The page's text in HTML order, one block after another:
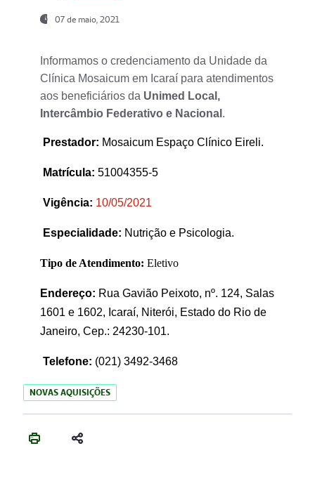
07 de maio, 2021
Informamos o credenciamento da Unidade da
Clínica Mosaicum em Icaraí para atendimentos
aos beneficiários da Unimed Local,
Intercâmbio Federativo e Nacional .
Prestador: Mosaicum Espaço Clínico Eireli.
Matrícula: 51004355-5
Vigência: 10/05/2021
Especialidade: Nutrição e Psicologia.
Tipo de Atendimento: Eletivo
Endereço: Rua Gavião Peixoto, nº. 124, Salas
1601 e 1602, Icaraí, Niterói, Estado do Rio de
Janeiro, Cep.: 24230-101.
Telefone: (021) 3492-3468
NOVAS AQUISIÇÕES